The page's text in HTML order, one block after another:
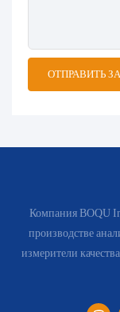
ОТПРАВИТЬ
Компания BOQU
производстве
измерители